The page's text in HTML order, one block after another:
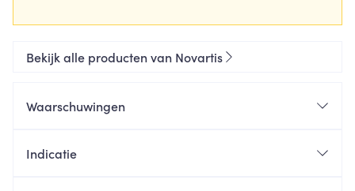
Bekijk alle producten van Novartis
Waarschuwingen
Indicatie